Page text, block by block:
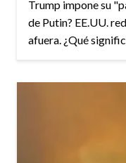
Trump impone su
de Putin? EE.UU.
afuera. ¿Qué